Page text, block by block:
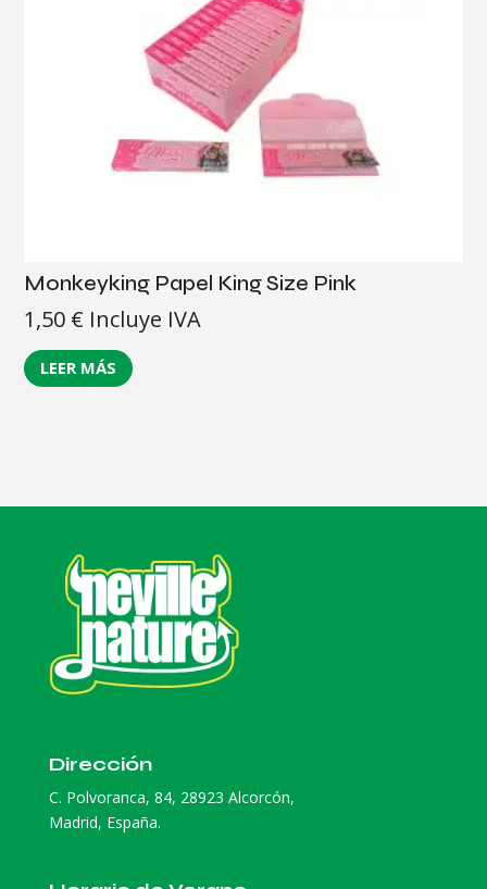
Monkeyking Papel King Size Pink
1,50 € Incluye IVA
LEER MÁS
Dirección
C. Polvoranca, 84, 28923 Alcorcón,
Madrid, España.